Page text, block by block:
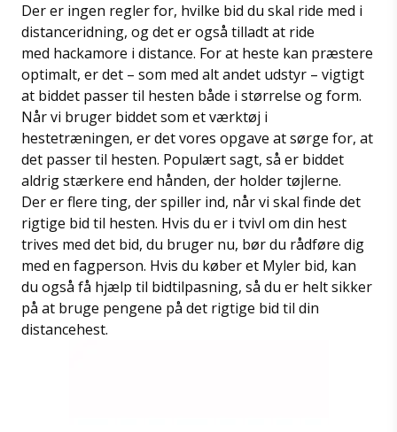
Der er ingen regler for, hvilke bid du skal ride med i
distanceridning, og det er også tilladt at ride
med hackamore i distance. For at heste kan præstere
optimalt, er det – som med alt andet udstyr – vigtigt
at biddet passer til hesten både i størrelse og form.
Når vi bruger biddet som et værktøj i
hestetræningen, er det vores opgave at sørge for, at
det passer til hesten. Populært sagt, så er biddet
aldrig stærkere end hånden, der holder tøjlerne.
Der er flere ting, der spiller ind, når vi skal finde det
rigtige bid til hesten. Hvis du er i tvivl om din hest
trives med det bid, du bruger nu, bør du rådføre dig
med en fagperson. Hvis du køber et Myler bid, kan
du også få hjælp til bidtilpasning, så du er helt sikker
på at bruge pengene på det rigtige bid til din
distancehest.